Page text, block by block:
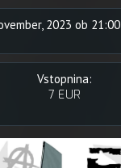
2023 ob 21:00
Vstopnina:
7 EUR